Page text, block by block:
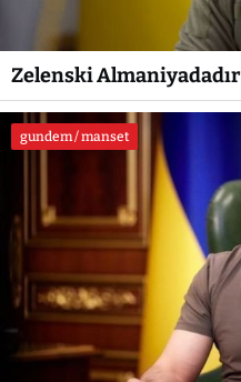
Zelenski Almaniyadadır
gundem / manset